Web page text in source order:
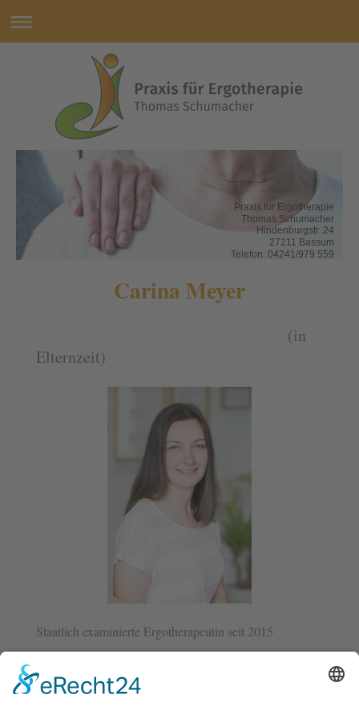
Praxis für Ergotherapie
Thomas Schumacher
Hindenburgstr. 24
27211 Bassum
Telefon: 04241/979 559
Carina Meyer
(in
Elternzeit)
Staatlich examinierte Ergotherapeutin seit 2015
Sturzprophylaxe und Gedächtnistraining durch